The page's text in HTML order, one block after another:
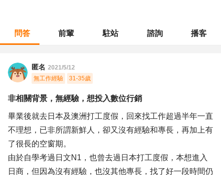
問答 前輩 駐站 諮詢 播客
匿名 2021/5/12
無工作經驗
31-35歲
非相關背景，無經驗，想投入數位行銷
畢業後就去日本及澳洲打工度假，回來找工作超過半年一直
不理想，已非所謂新鮮人，卻又沒有經驗和專長，再加上有
了很長的空窗期。
由於自學考過日文N1，也曾去過日本打工度假，本想進入
日商，但因為沒有經驗，也沒其他專長，找了好一段時間仍